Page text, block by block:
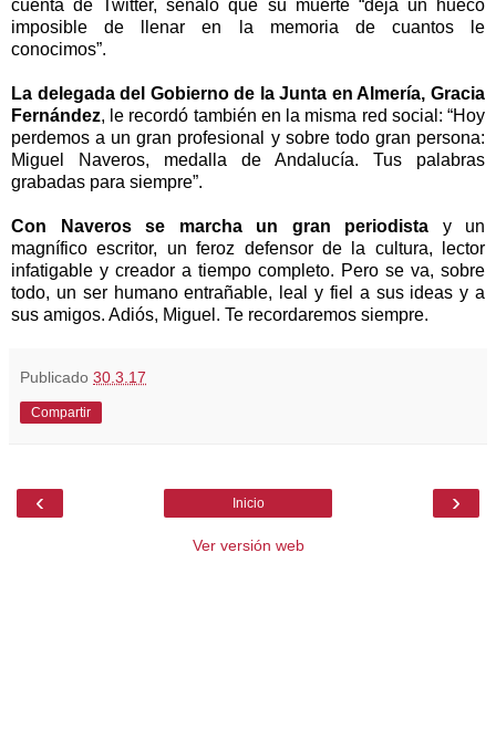
cuenta de Twitter, señaló que su muerte “deja un hueco
imposible de llenar en la memoria de cuantos le
conocimos”.
La delegada del Gobierno de la Junta en Almería, Gracia
Fernández, le recordó también en la misma red social: “Hoy
perdemos a un gran profesional y sobre todo gran persona:
Miguel Naveros, medalla de Andalucía. Tus palabras
grabadas para siempre”.
Con Naveros se marcha un gran periodista y un
magnífico escritor, un feroz defensor de la cultura, lector
infatigable y creador a tiempo completo. Pero se va, sobre
todo, un ser humano entrañable, leal y fiel a sus ideas y a
sus amigos. Adiós, Miguel. Te recordaremos siempre.
Publicado 30.3.17
Compartir
‹ ›
Inicio
Ver versión web